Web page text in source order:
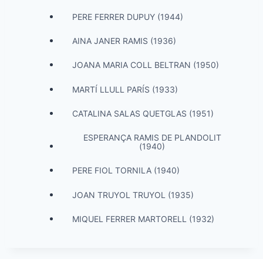
PERE FERRER DUPUY (1944)
AINA JANER RAMIS (1936)
JOANA MARIA COLL BELTRAN (1950)
MARTÍ LLULL PARÍS (1933)
CATALINA SALAS QUETGLAS (1951)
ESPERANÇA RAMIS DE PLANDOLIT
(1940)
PERE FIOL TORNILA (1940)
JOAN TRUYOL TRUYOL (1935)
MIQUEL FERRER MARTORELL (1932)